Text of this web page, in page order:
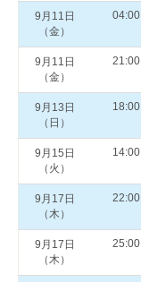
9月11日
（金）
04:00
9月11日
（金）
21:00
9月13日
（日）
18:00
9月15日
（火）
14:00
9月17日
（木）
22:00
9月17日
（木）
25:00